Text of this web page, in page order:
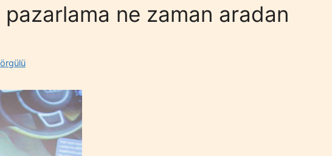
ne zaman aradan